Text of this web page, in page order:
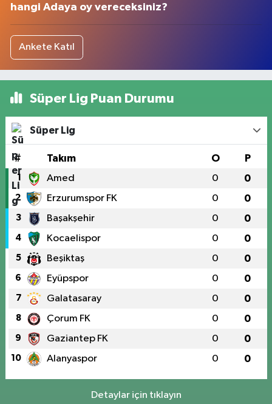
hangi Adaya oy vereceksiniz?
Ankete Katıl
Süper Lig Puan Durumu
Süper Lig
# Takım O P
1 Amed 0 0
2 Erzurumspor FK 0 0
3 Başakşehir 0 0
4 Kocaelispor 0 0
5 Beşiktaş 0 0
6 Eyüpspor 0 0
7 Galatasaray 0 0
8 Çorum FK 0 0
9 Gaziantep FK 0 0
10 Alanyaspor 0 0
Detaylar için tıklayın